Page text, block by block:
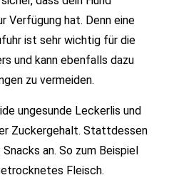
Verfügung hat. Denn eine
ist sehr wichtig für die
und kann ebenfalls dazu
zu vermeiden.
ungesunde Leckerlis und
Zuckergehalt. Stattdessen
an. So zum Beispiel
Fleisch.